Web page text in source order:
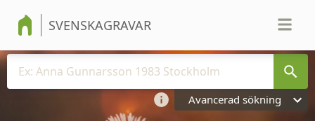
SVENSKAGRAVAR
Avancerad sökning